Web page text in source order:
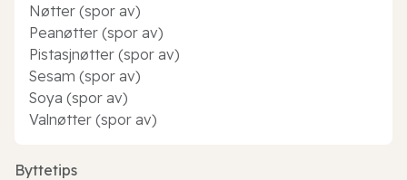
Nøtter (spor av)
Peanøtter (spor av)
Pistasjnøtter (spor av)
Sesam (spor av)
Soya (spor av)
Valnøtter (spor av)
Byttetips